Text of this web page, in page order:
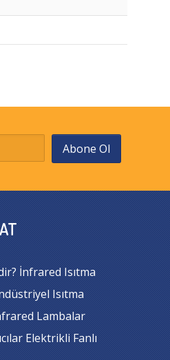
Abone Ol
İnfrared Isıtma
Isıtma
Lambalar
Elektrikli Fanlı